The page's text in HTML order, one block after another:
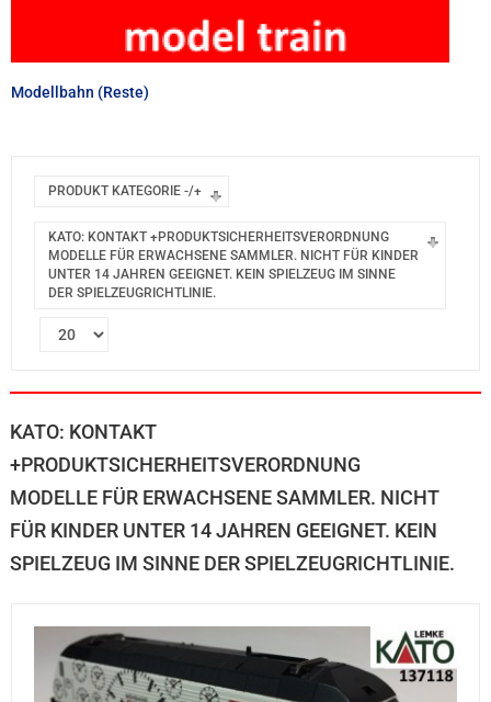
Modellbahn (Reste)
PRODUKT KATEGORIE -/+
KATO: KONTAKT +PRODUKTSICHERHEITSVERORDNUNG
MODELLE FÜR ERWACHSENE SAMMLER. NICHT FÜR KINDER
UNTER 14 JAHREN GEEIGNET. KEIN SPIELZEUG IM SINNE
DER SPIELZEUGRICHTLINIE.
KATO: KONTAKT
+PRODUKTSICHERHEITSVERORDNUNG
MODELLE FÜR ERWACHSENE SAMMLER. NICHT
FÜR KINDER UNTER 14 JAHREN GEEIGNET. KEIN
SPIELZEUG IM SINNE DER SPIELZEUGRICHTLINIE.